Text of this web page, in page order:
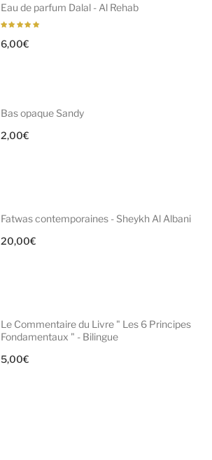
Eau de parfum Dalal - Al Rehab
6,00€
Bas opaque Sandy
2,00€
Fatwas contemporaines - Sheykh Al Albani
20,00€
Le Commentaire du Livre " Les 6 Principes
Fondamentaux " - Bilingue
5,00€